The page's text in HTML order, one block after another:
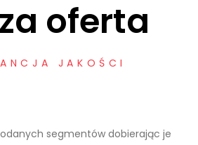
oferta
JAKOŚCI
segmentów dobierając je